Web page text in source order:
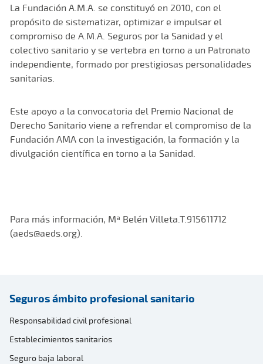
La Fundación A.M.A. se constituyó en 2010, con el
propósito de sistematizar, optimizar e impulsar el
compromiso de A.M.A. Seguros por la Sanidad y el
colectivo sanitario y se vertebra en torno a un Patronato
independiente, formado por prestigiosas personalidades
sanitarias.
Este apoyo a la convocatoria del Premio Nacional de
Derecho Sanitario viene a refrendar el compromiso de la
Fundación AMA con la investigación, la formación y la
divulgación científica en torno a la Sanidad.
Para más información, Mª Belén Villeta.T.915611712
(aeds@aeds.org).
Seguros ámbito profesional sanitario
Responsabilidad civil profesional
Establecimientos sanitarios
Seguro baja laboral